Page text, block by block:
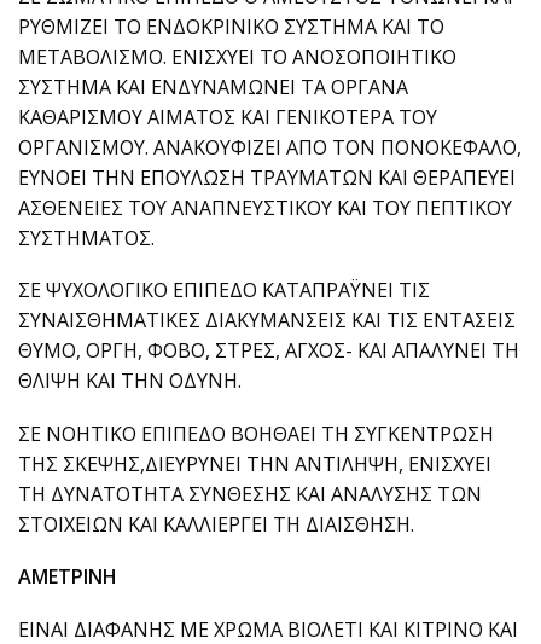
ΡΥΘΜΙΖΕΙ ΤΟ ΕΝΔΟΚΡΙΝΙΚΟ ΣΥΣΤΗΜΑ ΚΑΙ ΤΟ
ΜΕΤΑΒΟΛΙΣΜΟ. ΕΝΙΣΧΥΕΙ ΤΟ ΑΝΟΣΟΠΟΙΗΤΙΚΟ
ΣΥΣΤΗΜΑ ΚΑΙ ΕΝΔΥΝΑΜΩΝΕΙ ΤΑ ΟΡΓΑΝΑ
ΚΑΘΑΡΙΣΜΟΥ ΑΙΜΑΤΟΣ ΚΑΙ ΓΕΝΙΚΟΤΕΡΑ ΤΟΥ
ΟΡΓΑΝΙΣΜΟΥ. ΑΝΑΚΟΥΦΙΖΕΙ ΑΠΟ ΤΟΝ ΠΟΝΟΚΕΦΑΛΟ,
ΕΥΝΟΕΙ ΤΗΝ ΕΠΟΥΛΩΣΗ ΤΡΑΥΜΑΤΩΝ ΚΑΙ ΘΕΡΑΠΕΥΕΙ
ΑΣΘΕΝΕΙΕΣ ΤΟΥ ΑΝΑΠΝΕΥΣΤΙΚΟΥ ΚΑΙ ΤΟΥ ΠΕΠΤΙΚΟΥ
ΣΥΣΤΗΜΑΤΟΣ.
ΣΕ ΨΥΧΟΛΟΓΙΚΟ ΕΠΙΠΕΔΟ ΚΑΤΑΠΡΑΫΝΕΙ ΤΙΣ
ΣΥΝΑΙΣΘΗΜΑΤΙΚΕΣ ΔΙΑΚΥΜΑΝΣΕΙΣ ΚΑΙ ΤΙΣ ΕΝΤΑΣΕΙΣ
ΘΥΜΟ, ΟΡΓΗ, ΦΟΒΟ, ΣΤΡΕΣ, ΑΓΧΟΣ- ΚΑΙ ΑΠΑΛΥΝΕΙ ΤΗ
ΘΛΙΨΗ ΚΑΙ ΤΗΝ ΟΔΥΝΗ.
ΣΕ ΝΟΗΤΙΚΟ ΕΠΙΠΕΔΟ ΒΟΗΘΑΕΙ ΤΗ ΣΥΓΚΕΝΤΡΩΣΗ
ΤΗΣ ΣΚΕΨΗΣ,ΔΙΕΥΡΥΝΕΙ ΤΗΝ ΑΝΤΙΛΗΨΗ, ΕΝΙΣΧΥΕΙ
ΤΗ ΔΥΝΑΤΟΤΗΤΑ ΣΥΝΘΕΣΗΣ ΚΑΙ ΑΝΑΛΥΣΗΣ ΤΩΝ
ΣΤΟΙΧΕΙΩΝ ΚΑΙ ΚΑΛΛΙΕΡΓΕΙ ΤΗ ΔΙΑΙΣΘΗΣΗ.
ΑΜΕΤΡΙΝΗ
ΕΙΝΑΙ ΔΙΑΦΑΝΗΣ ΜΕ ΧΡΩΜΑ ΒΙΟΛΕΤΙ ΚΑΙ ΚΙΤΡΙΝΟ ΚΑΙ